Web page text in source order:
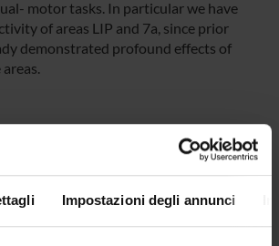
Impostazioni degli annunci
motor tasks. In particular we have
of areas LIP and 7a, since prior
demonstrated profound effects of
managed by the department